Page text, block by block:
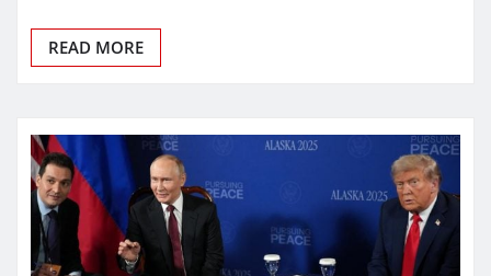
READ MORE